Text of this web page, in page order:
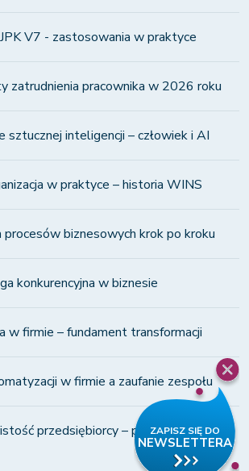
V7 - zastosowania w praktyce
zatrudnienia pracownika w 2026 roku
sztucznej inteligencji – człowiek i AI
w praktyce – historia WINS
biznesowych krok po kroku
konkurencyjna w biznesie
w firmie – fundament transformacji
w firmie a zaufanie zespołu
przedsiębiorcy – presja i zmiany w